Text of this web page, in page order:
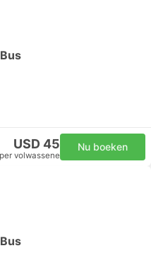
USD 45
per volwassene
Nu boeken